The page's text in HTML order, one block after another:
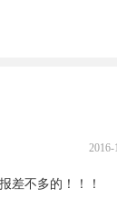
2016-
差不多的！！！